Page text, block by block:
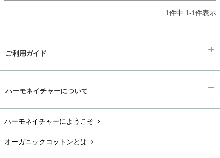
1件中 1-1件表示
ご利用ガイド
配送と送料chevron_right
在庫状況と発送予定chevron_right
ハーモネイチャーについて
ハーモネイチャーにようこそ chevron_right
オーガニックコットンとは chevron_right